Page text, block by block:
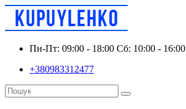
Пн-Пт: 09:00 - 18:00 Сб: 10:00 - 16:00
+380983312477